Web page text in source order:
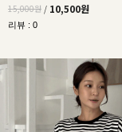
15,000원 / 10,500원
리뷰 : 0